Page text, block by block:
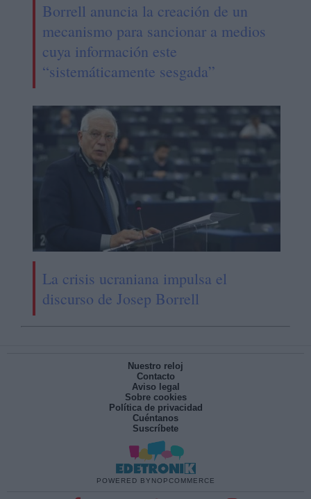
Borrell anuncia la creación de un
mecanismo para sancionar a medios
cuya información este
“sistemáticamente sesgada”
La crisis ucraniana impulsa el
discurso de Josep Borrell
Nuestro reloj
Contacto
Aviso legal
Sobre cookies
Política de privacidad
Cuéntanos
Suscríbete
POWERED BY NOPCOMMERCE